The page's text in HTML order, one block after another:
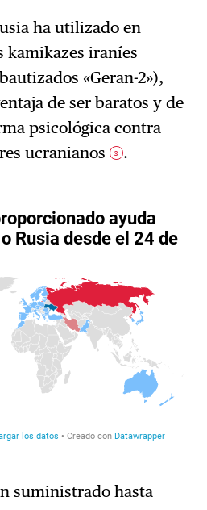
ha utilizado en
kamikazes iraníes
«Geran-2»),
de ser baratos y de
psicológica contra
ucranianos
3 .
suministrado hasta